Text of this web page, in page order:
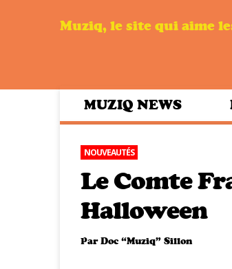
Muziq, le site qui aime
MUZIQ NEWS
NOUVEAUTÉS
Le Comte
Halloween
ParDoc “Muziq” Sillon